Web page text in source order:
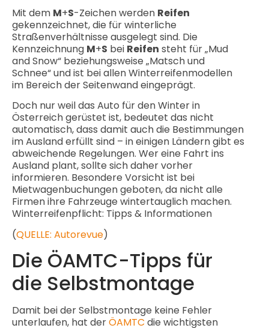
Mit dem M+S-Zeichen werden Reifen
gekennzeichnet, die für winterliche
Straßenverhältnisse ausgelegt sind. Die
Kennzeichnung M+S bei Reifen steht für „Mud
and Snow“ beziehungsweise „Matsch und
Schnee“ und ist bei allen Winterreifenmodellen
im Bereich der Seitenwand eingeprägt.
Doch nur weil das Auto für den Winter in
Österreich gerüstet ist, bedeutet das nicht
automatisch, dass damit auch die Bestimmungen
im Ausland erfüllt sind – in einigen Ländern gibt es
abweichende Regelungen. Wer eine Fahrt ins
Ausland plant, sollte sich daher vorher
informieren. Besondere Vorsicht ist bei
Mietwagenbuchungen geboten, da nicht alle
Firmen ihre Fahrzeuge wintertauglich machen.
Winterreifenpflicht: Tipps & Informationen
(QUELLE: Autorevue)
Die ÖAMTC-Tipps für
die Selbstmontage
Damit bei der Selbstmontage keine Fehler
unterlaufen, hat derÖAMTC die wichtigsten